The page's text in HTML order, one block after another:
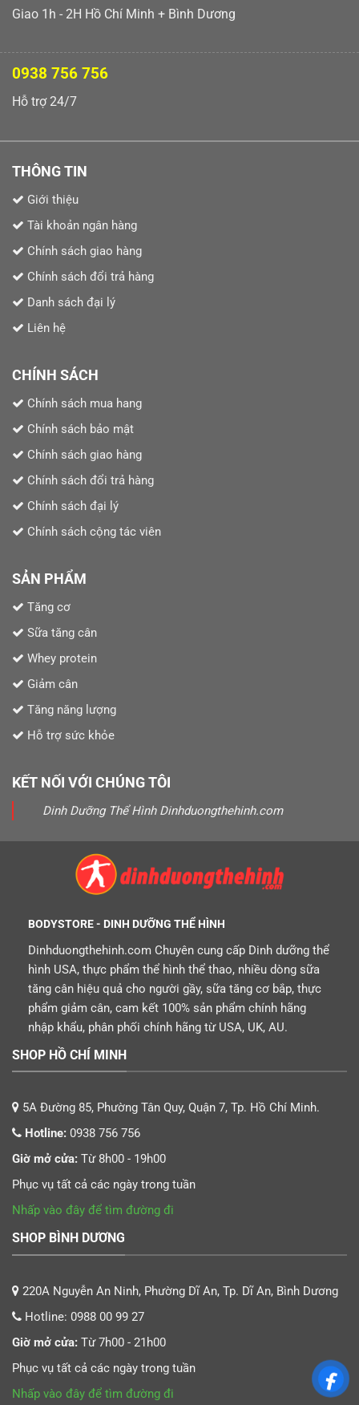
Giao 1h - 2H Hồ Chí Minh + Bình Dương
0938 756 756
Hỗ trợ 24/7
THÔNG TIN
Giới thiệu
Tài khoản ngân hàng
Chính sách giao hàng
Chính sách đổi trả hàng
Danh sách đại lý
Liên hệ
CHÍNH SÁCH
Chính sách mua hang
Chính sách bảo mật
Chính sách giao hàng
Chính sách đổi trả hàng
Chính sách đại lý
Chính sách cộng tác viên
SẢN PHẨM
Tăng cơ
Sữa tăng cân
Whey protein
Giảm cân
Tăng năng lượng
Hỗ trợ sức khỏe
KẾT NỐI VỚI CHÚNG TÔI
Dinh Dưỡng Thể Hình Dinhduongthehinh.com
BODYSTORE - DINH DƯỠNG THỂ HÌNH
Dinhduongthehinh.com Chuyên cung cấp Dinh dưỡng thể
hình USA, thực phẩm thể hình thể thao, nhiều dòng sữa
tăng cân hiệu quả cho người gầy, sữa tăng cơ bắp, thực
phẩm giảm cân, cam kết 100% sản phẩm chính hãng
nhập khẩu, phân phối chính hãng từ USA, UK, AU.
SHOP HỒ CHÍ MINH
5A Đường 85, Phường Tân Quy, Quận 7, Tp. Hồ Chí Minh.
Hotline: 0938 756 756
Giờ mở cửa: Từ 8h00 - 19h00
Phục vụ tất cả các ngày trong tuần
Nhấp vào đây để tìm đường đi
SHOP BÌNH DƯƠNG
220A Nguyễn An Ninh, Phường Dĩ An, Tp. Dĩ An, Bình Dương
Hotline: 0988 00 99 27
Giờ mở cửa: Từ 7h00 - 21h00
Phục vụ tất cả các ngày trong tuần
Nhấp vào đây để tìm đường đi